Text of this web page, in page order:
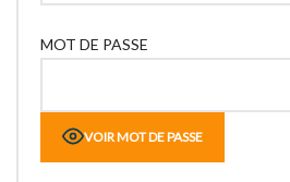
MOT DE PASSE
VOIR MOT DE PASSE